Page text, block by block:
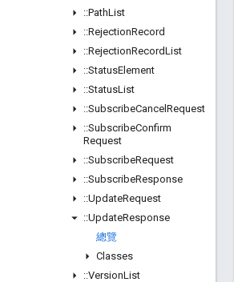
::PathList
::RejectionRecord
::RejectionRecordList
::StatusElement
::StatusList
::SubscribeCancel Request
::SubscribeConfirm
Request
::SubscribeRequest
::SubscribeResponse
::UpdateRequest
::UpdateResponse
總覽
Classes
::VersionList